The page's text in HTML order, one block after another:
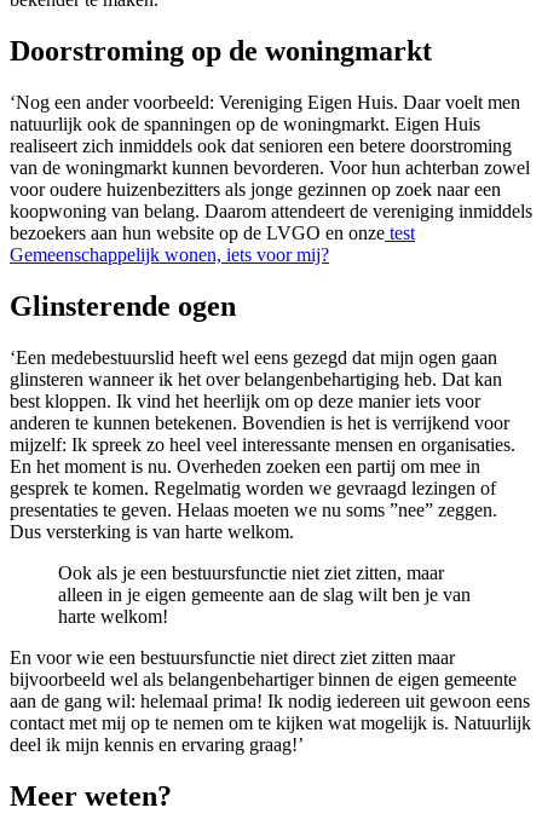
Doorstroming op de woningmarkt
‘Nog een ander voorbeeld: Vereniging Eigen Huis. Daar voelt men
natuurlijk ook de spanningen op de woningmarkt. Eigen Huis
realiseert zich inmiddels ook dat senioren een betere doorstroming
van de woningmarkt kunnen bevorderen. Voor hun achterban zowel
voor oudere huizenbezitters als jonge gezinnen op zoek naar een
koopwoning van belang. Daarom attendeert de vereniging inmiddels
bezoekers aan hun website op de LVGO en onze test
Gemeenschappelijk wonen, iets voor mij?
Glinsterende ogen
‘Een medebestuurslid heeft wel eens gezegd dat mijn ogen gaan
glinsteren wanneer ik het over belangenbehartiging heb. Dat kan
best kloppen. Ik vind het heerlijk om op deze manier iets voor
anderen te kunnen betekenen. Bovendien is het is verrijkend voor
mijzelf: Ik spreek zo heel veel interessante mensen en organisaties.
En het moment is nu. Overheden zoeken een partij om mee in
gesprek te komen. Regelmatig worden we gevraagd lezingen of
presentaties te geven. Helaas moeten we nu soms ”nee” zeggen.
Dus versterking is van harte welkom.
Ook als je een bestuursfunctie niet ziet zitten, maar
alleen in je eigen gemeente aan de slag wilt ben je van
harte welkom!
En voor wie een bestuursfunctie niet direct ziet zitten maar
bijvoorbeeld wel als belangenbehartiger binnen de eigen gemeente
aan de gang wil: helemaal prima! Ik nodig iedereen uit gewoon eens
contact met mij op te nemen om te kijken wat mogelijk is. Natuurlijk
deel ik mijn kennis en ervaring graag!’
Meer weten?